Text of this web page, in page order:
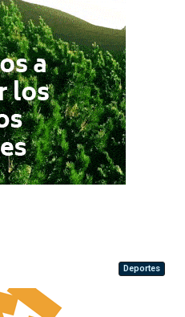
Deportes